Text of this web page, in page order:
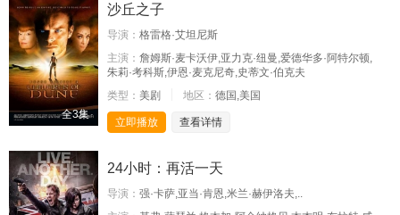
全3集
沙丘之子
导演： 格雷格·艾坦尼斯
主演： 詹姆斯·麦卡沃伊,亚力克·纽曼,爱德华多·阿特尔顿,
朱莉·考科斯,伊恩·麦克尼奇,史蒂文·伯克夫
类型： 美剧 地区： 德国,美国
立即播放 查看详情
24小时：再活一天
导演： 强·卡萨,亚当·肯恩,米兰·赫伊洛夫,..